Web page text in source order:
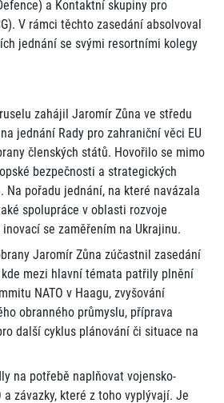
a Kontaktní skupiny pro
V rámci těchto zasedání absolvoval
jednání se svými resortními kolegy
zahájil Jaromír Zůna ve středu
jednání Rady pro zahraniční věci EU
členských států. Hovořilo se mimo
bezpečnosti a strategických
Na pořadu jednání, na které navázala
spolupráce v oblasti rozvoje
se zaměřením na Ukrajinu.
Jaromír Zůna zúčastnil zasedání
mezi hlavní témata patřily plnění
NATO v Haagu, zvyšování
obranného průmyslu, příprava
další cyklus plánování či situace na
na potřebě naplňovat vojensko-
a závazky, které z toho vyplývají. Je